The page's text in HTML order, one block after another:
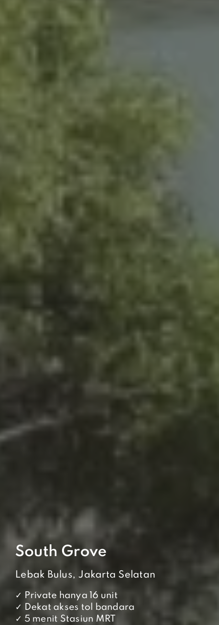
South Grove
Lebak Bulus, Jakarta Selatan
✓ Private hanya 16 unit
✓ Dekat akses tol bandara
✓ 5 menit Stasiun MRT